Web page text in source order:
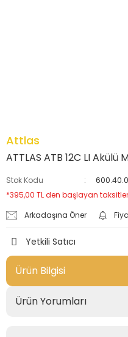
Attlas
ATTLAS ATB 12C LI Akülü
Stok Kodu
*395,00 TL den başlayan
Arkadaşına Öner
Yetkili Satıcı
Ürün Bilgisi
Ürün Yorumları